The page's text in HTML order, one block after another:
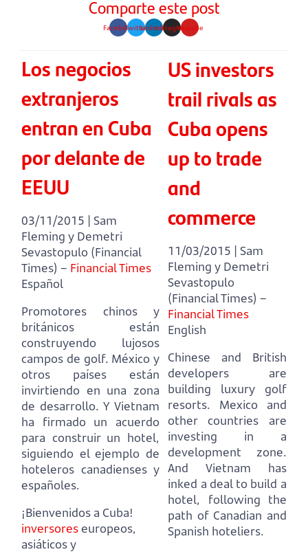
Comparte este post
FacebookTwitterLinkedinInstagramYoutube
Los negocios
extranjeros
entran en Cuba
por delante de
EEUU
03/11/2015 | Sam
Fleming y Demetri
Sevastopulo (Financial
Times) – Financial Times
Español
Promotores chinos y
británicos están
construyendo lujosos
campos de golf. México y
otros países están
invirtiendo en una zona
de desarrollo. Y Vietnam
ha firmado un acuerdo
para construir un hotel,
siguiendo el ejemplo de
hoteleros canadienses y
españoles.
¡Bienvenidos a Cuba!
inversoreseuropeos,
asiáticos y
US investors
trail rivals as
Cuba opens
up to trade
and
commerce
11/03/2015 | Sam
Fleming y Demetri
Sevastopulo
(Financial Times) –
Financial Times
English
Chinese and British
developers are
building luxury golf
resorts. Mexico and
other countries are
investing in a
development zone.
And Vietnam has
inked a deal to build a
hotel,
following the
path of Canadian and
Spanish hoteliers.